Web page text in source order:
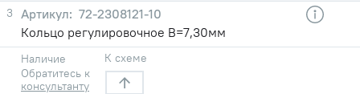
3
72-2308121-10
Кольцо регулировочное В=7,30мм
Наличие
Обратитесь к
консультанту
К схеме